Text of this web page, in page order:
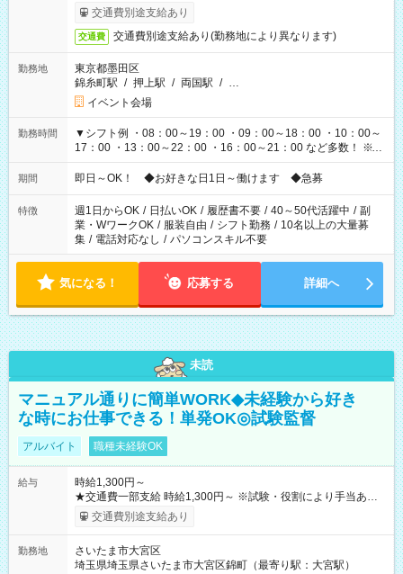
も異なります
交通費別途支給あり
交通費 交通費別途支給あり(勤務地により異なります)
勤務地
東京都墨田区
錦糸町駅 / 押上駅 / 両国駅 / …
イベント会場
勤務時間
▼シフト例 ・08：00～19：00 ・09：00～18：00 ・10：00～
17：00 ・13：00～22：00 ・16：00～21：00 など多数！ ※お
仕事により勤務時間が異なります
期間 即日～OK！ ◆お好きな日1日～働けます ◆急募
特徴 週1日からOK / 日払いOK / 履歴書不要 / 40～50代活躍中 / 副
業・WワークOK / 服装自由 / シフト勤務 / 10名以上の大量募
集 / 電話対応なし / パソコンスキル不要
気になる！ 応募する 詳細へ
未読
マニュアル通りに簡単WORK◆未経験から好き
な時にお仕事できる！単発OK◎試験監督
アルバイト 職種未経験OK
給与
時給1,300円～
★交通費一部支給 時給1,300円～ ※試験・役割により手当あり
※勤務回数により昇給あり 【即給（前払い）オプションあ
り！】 希望される場合、勤務から1週間ほどで給与の一部を受け
例】 ・河合塾模擬試験 8:30～17:30（休憩1時間） 時給1,300円
×8時間＝日収10,400円＋交通費 ※当日の役割により時給＋100
交通費別途支給あり
勤務地
さいたま市大宮区
埼玉県埼玉県さいたま市大宮区錦町（最寄り駅：大宮駅）